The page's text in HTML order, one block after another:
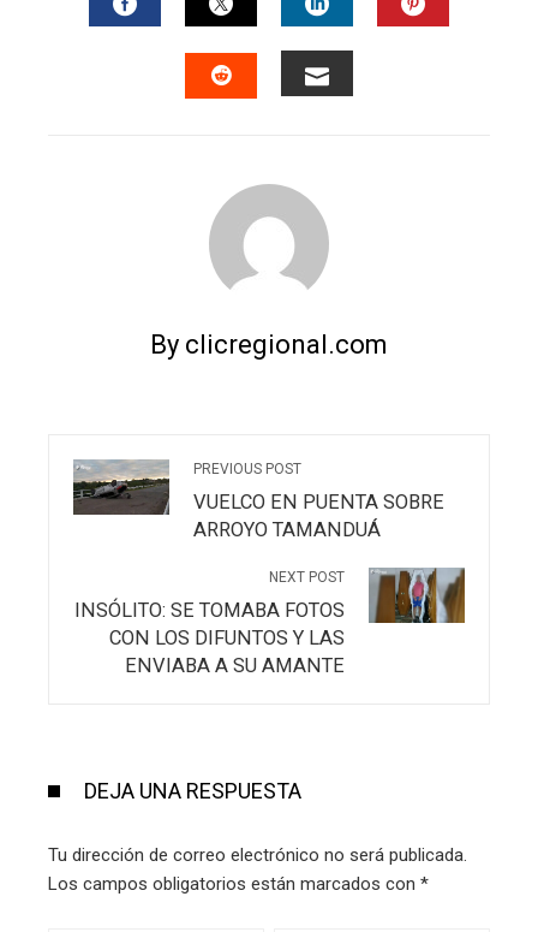
FACEBOOKTWITTERLINKEDIN
By clicregional.com
PREVIOUS POST
VUELCO EN PUENTA SOBRE
ARROYO TAMANDUÁ
NEXT POST
INSÓLITO: SE TOMABA FOTOS
CON LOS DIFUNTOS Y LAS
ENVIABA A SU AMANTE
DEJA UNA RESPUESTA
Tu dirección de correo electrónico no será publicada.
Los campos obligatorios están marcados con *